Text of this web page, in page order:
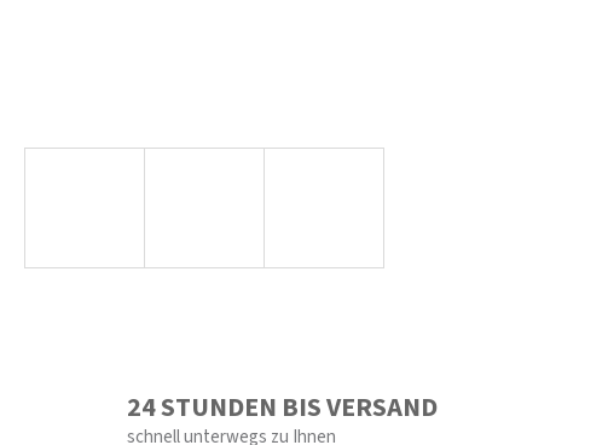
24 STUNDEN BIS VERSAND
schnell unterwegs zu Ihnen